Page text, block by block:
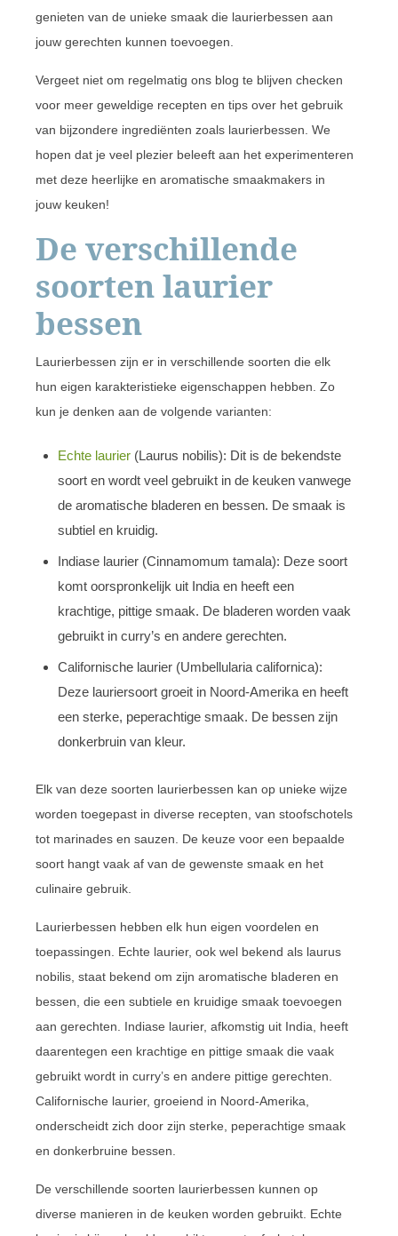
genieten van de unieke smaak die laurierbessen aan
jouw gerechten kunnen toevoegen.
Vergeet niet om regelmatig ons blog te blijven checken
voor meer geweldige recepten en tips over het gebruik
van bijzondere ingrediënten zoals laurierbessen. We
hopen dat je veel plezier beleeft aan het experimenteren
met deze heerlijke en aromatische smaakmakers in
jouw keuken!
De verschillende
soorten laurier
bessen
Laurierbessen zijn er in verschillende soorten die elk
hun eigen karakteristieke eigenschappen hebben. Zo
kun je denken aan de volgende varianten:
Echte laurier (Laurus nobilis): Dit is de bekendste
soort en wordt veel gebruikt in de keuken vanwege
de aromatische bladeren en bessen. De smaak is
subtiel en kruidig.
Indiase laurier (Cinnamomum tamala): Deze soort
komt oorspronkelijk uit India en heeft een
krachtige, pittige smaak. De bladeren worden vaak
gebruikt in curry’s en andere gerechten.
Californische laurier (Umbellularia californica):
Deze lauriersoort groeit in Noord-Amerika en heeft
een sterke, peperachtige smaak. De bessen zijn
donkerbruin van kleur.
Elk van deze soorten laurierbessen kan op unieke wijze
worden toegepast in diverse recepten, van stoofschotels
tot marinades en sauzen. De keuze voor een bepaalde
soort hangt vaak af van de gewenste smaak en het
culinaire gebruik.
Laurierbessen hebben elk hun eigen voordelen en
toepassingen. Echte laurier, ook wel bekend als laurus
nobilis, staat bekend om zijn aromatische bladeren en
bessen, die een subtiele en kruidige smaak toevoegen
aan gerechten. Indiase laurier, afkomstig uit India, heeft
daarentegen een krachtige en pittige smaak die vaak
gebruikt wordt in curry’s en andere pittige gerechten.
Californische laurier, groeiend in Noord-Amerika,
onderscheidt zich door zijn sterke, peperachtige smaak
en donkerbruine bessen.
De verschillende soorten laurierbessen kunnen op
diverse manieren in de keuken worden gebruikt. Echte